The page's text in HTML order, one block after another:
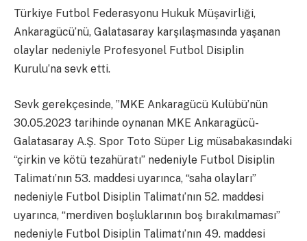
Türkiye Futbol Federasyonu Hukuk Müşavirliği,
Ankaragücü’nü, Galatasaray karşılaşmasında yaşanan
olaylar nedeniyle Profesyonel Futbol Disiplin
Kurulu’na sevk etti.
Sevk gerekçesinde, ”MKE Ankaragücü Kulübü’nün
30.05.2023 tarihinde oynanan MKE Ankaragücü-
Galatasaray A.Ş. Spor Toto Süper Lig müsabakasındaki
“çirkin ve kötü tezahüratı” nedeniyle Futbol Disiplin
Talimatı’nın 53. maddesi uyarınca, “saha olayları”
nedeniyle Futbol Disiplin Talimatı’nın 52. maddesi
uyarınca, “merdiven boşluklarının boş bırakılmaması”
nedeniyle Futbol Disiplin Talimatı’nın 49. maddesi